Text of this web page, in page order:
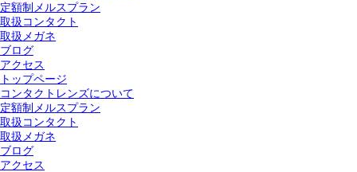
定額制メルスプラン
取扱コンタクト
取扱メガネ
ブログ
アクセス
トップページ
コンタクトレンズについて
定額制メルスプラン
取扱コンタクト
取扱メガネ
ブログ
アクセス